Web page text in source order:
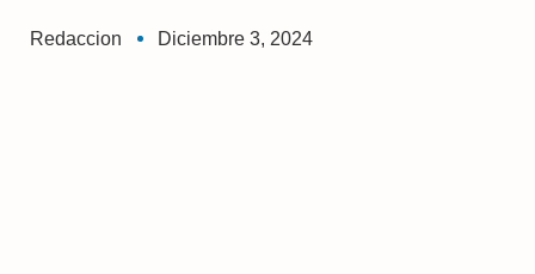
Redaccion Diciembre 3, 2024